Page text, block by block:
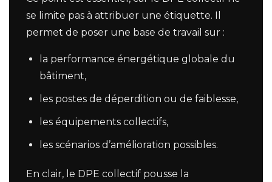
se limite pas à attribuer une étiquette. Il
permet de poser une base de travail sur :
la performance énergétique globale du
bâtiment,
les postes de déperdition ou de faiblesse,
les équipements collectifs,
les scénarios d’amélioration possibles.
En clair, le DPE collectif pousse la